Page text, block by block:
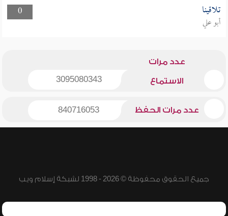
0
تلاقينا
أبو علي
عدد مرات
الاستماع 3095080343
عدد مرات الحفظ 840716053
جميع الحقوق محفوظة © 2026 - 1998 لشبكة إسلام ويب